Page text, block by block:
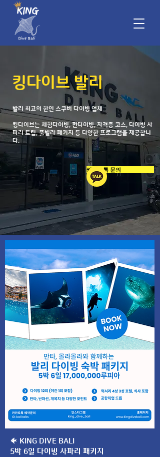
킹다이브 발리
발리 최고의 한인 스쿠버 다이빙 업체
​킹다이브는 체험다이빙, 펀다이빙, 자격증 코스, 다이빙 사
파리 트립, 풀빌라 패키지 등 다양한 프로그램을 제공합니
다.
카카오톡 문의
🐠 KING DIVE BALI
5박 6일 다이빙 사파리 패키지